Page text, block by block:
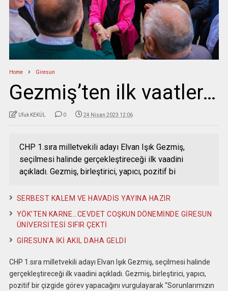
Home Giresun
Gezmiş’ten ilk vaatler…
Ufuk KEKÜL 0 24 Nisan 2023 12:06
CHP 1.sıra milletvekili adayı Elvan Işık Gezmiş,
seçilmesi halinde gerçekleştireceği ilk vaadini
açıkladı. Gezmiş, birleştirici, yapıcı, pozitif bi
SERBEST KALEM VE HAVADİS YAYINA HAZIR
YÖK’TEN KARNE…CEVDET COŞKUN DÖNEMİNDE GİRESUN
ÜNİVERSİTESİ SIFIR ÇEKTİ
GİRESUN’A İKİ AKİL DAHA GELDİ
CHP 1.sıra milletvekili adayı Elvan Işık Gezmiş, seçilmesi halinde
gerçekleştireceği ilk vaadini açıkladı. Gezmiş, birleştirici, yapıcı,
pozitif bir çizgide görev yapacağını vurgulayarak “Sorunlarımızın